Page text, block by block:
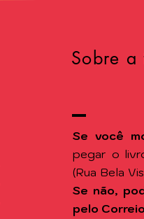
Sobre a
Se você
pegar o
(Rua Bela
Se não,
pelo Correio